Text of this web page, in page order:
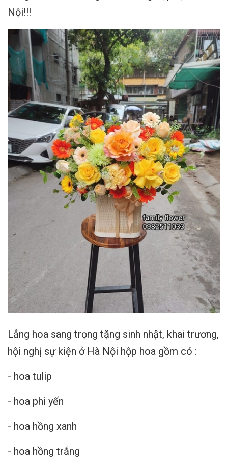
Nội!!!
Lẵng hoa sang trọng tặng sinh nhật, khai trương,
hội nghị sự kiện ở Hà Nội hộp hoa gồm có :
- hoa tulip
- hoa phi yến
- hoa hồng xanh
- hoa hồng trắng